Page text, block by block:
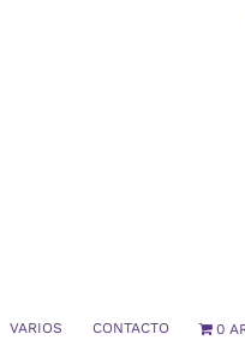
VARIOS CONTACTO 0